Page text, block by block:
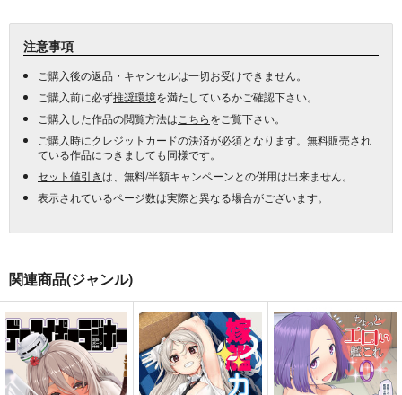
注意事項
ご購入後の返品・キャンセルは一切お受けできません。
ご購入前に必ず推奨環境を満たしているかご確認下さい。
ご購入した作品の閲覧方法は こちらをご覧下さい。
ご購入時にクレジットカードの決済が必須となります。無料販売され
ている作品につきましても同様です。
セット値引きは、無料/半額キャンペーンとの併用は出来ません。
表示されているページ数は実際と異なる場合がございます。
関連商品(ジャンル)